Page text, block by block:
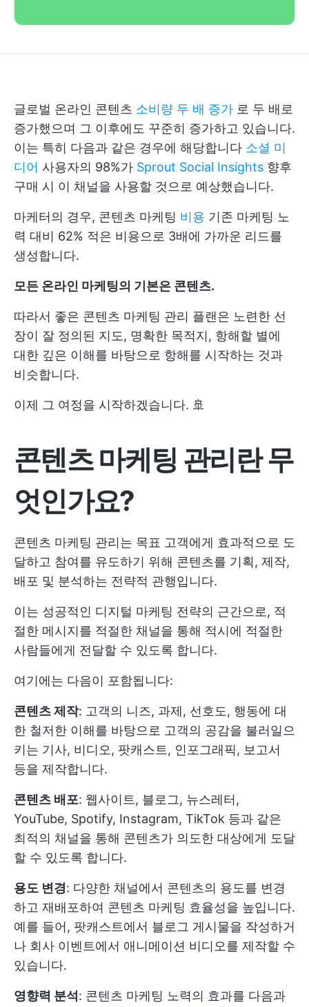
글로벌 온라인 콘텐츠 소비량 두 배 증가 로 두 배로
증가했으며 그 이후에도 꾸준히 증가하고 있습니다.
이는 특히 다음과 같은 경우에 해당합니다 소셜 미
디어 사용자의 98%가 Sprout Social Insights 향후
구매 시 이 채널을 사용할 것으로 예상했습니다.
마케터의 경우, 콘텐츠 마케팅 비용 기존 마케팅 노
력 대비 62% 적은 비용으로 3배에 가까운 리드를
생성합니다.
모든 온라인 마케팅의 기본은 콘텐츠.
따라서 좋은 콘텐츠 마케팅 관리 플랜은 노련한 선
장이 잘 정의된 지도, 명확한 목적지, 항해할 별에
대한 깊은 이해를 바탕으로 항해를 시작하는 것과
비슷합니다.
이제 그 여정을 시작하겠습니다. 🚢
콘텐츠 마케팅 관리란 무
엇인가요?
콘텐츠 마케팅 관리는 목표 고객에게 효과적으로 도
달하고 참여를 유도하기 위해 콘텐츠를 기획, 제작,
배포 및 분석하는 전략적 관행입니다.
이는 성공적인 디지털 마케팅 전략의 근간으로, 적
절한 메시지를 적절한 채널을 통해 적시에 적절한
사람들에게 전달할 수 있도록 합니다.
여기에는 다음이 포함됩니다:
콘텐츠 제작: 고객의 니즈, 과제, 선호도, 행동에 대
한 철저한 이해를 바탕으로 고객의 공감을 불러일으
키는 기사, 비디오, 팟캐스트, 인포그래픽, 보고서
등을 제작합니다.
콘텐츠 배포: 웹사이트, 블로그, 뉴스레터,
YouTube, Spotify, Instagram, TikTok 등과 같은
최적의 채널을 통해 콘텐츠가 의도한 대상에게 도달
할 수 있도록 합니다.
용도 변경: 다양한 채널에서 콘텐츠의 용도를 변경
하고 재배포하여 콘텐츠 마케팅 효율성을 높입니다.
예를 들어, 팟캐스트에서 블로그 게시물을 작성하거
나 회사 이벤트에서 애니메이션 비디오를 제작할 수
있습니다.
영향력 분석 : 콘텐츠 마케팅 노력의 효과를 다음과